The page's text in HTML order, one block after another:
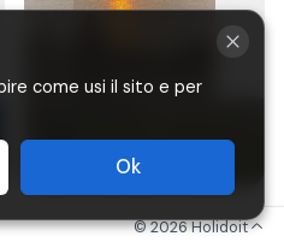
al mare a Punta Aderci da
©2026Holidoit
come usi il sito e per
Ok